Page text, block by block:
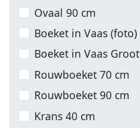
Ovaal 90 cm
Boeket in Vaas (foto)
Boeket in Vaas Groot
Rouwboeket 70 cm
Rouwboeket 90 cm
Krans 40 cm